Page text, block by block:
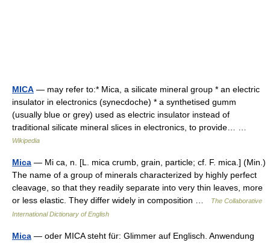
MICA — may refer to:* Mica, a silicate mineral group * an electric
insulator in electronics (synecdoche) * a synthetised gumm
(usually blue or grey) used as electric insulator instead of
traditional silicate mineral slices in electronics, to provide… …
Wikipedia
Mica — Mi ca, n. [L. mica crumb, grain, particle; cf. F. mica.] (Min.)
The name of a group of minerals characterized by highly perfect
cleavage, so that they readily separate into very thin leaves, more
or less elastic. They differ widely in composition …
The Collaborative
International Dictionary of English
Mica — oder MICA steht für: Glimmer auf Englisch. Anwendung